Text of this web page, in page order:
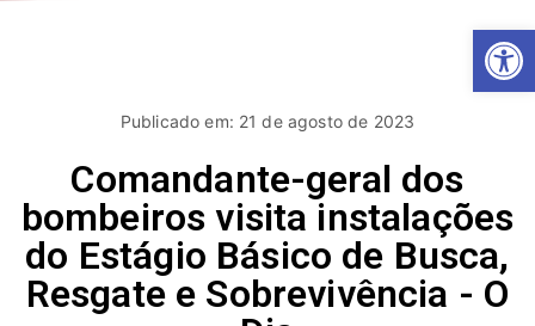
Publicado em: 21 de agosto de 2023
Comandante-geral dos
bombeiros visita instalações
do Estágio Básico de Busca,
Resgate e Sobrevivência - O